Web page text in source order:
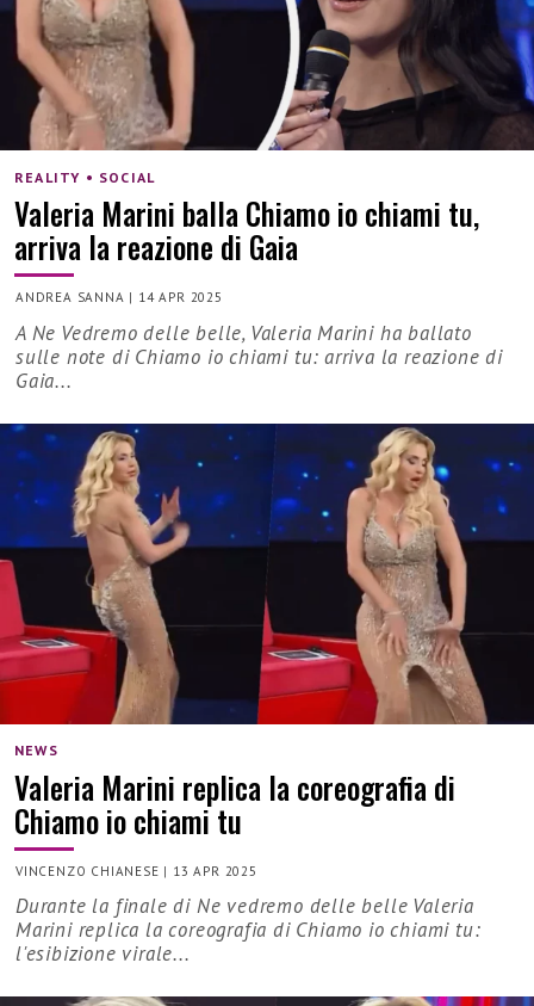
REALITY • SOCIAL
Valeria Marini balla Chiamo io chiami tu,
arriva la reazione di Gaia
ANDREA SANNA | 14 APR 2025
A Ne Vedremo delle belle, Valeria Marini ha ballato
sulle note di Chiamo io chiami tu: arriva la reazione di
Gaia...
NEWS
Valeria Marini replica la coreografia di
Chiamo io chiami tu
VINCENZO CHIANESE | 13 APR 2025
Durante la finale di Ne vedremo delle belle Valeria
Marini replica la coreografia di Chiamo io chiami tu:
l'esibizione virale...